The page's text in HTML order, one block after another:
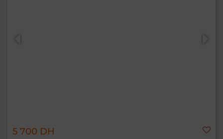
5 700 DH